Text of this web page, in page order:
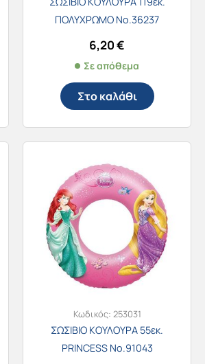
ΠΟΛΥΧΡΩΜΟ Νο.36237
6,20€
Σε απόθεμα
Στο καλάθι
Κωδικός: 253031
ΣΩΣΙΒΙΟ ΚΟΥΛΟΥΡΑ 55εκ.
PRINCESS Νο.91043